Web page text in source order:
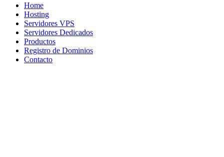
Home
Hosting
Servidores VPS
Servidores Dedicados
Productos
Registro de Dominios
Contacto